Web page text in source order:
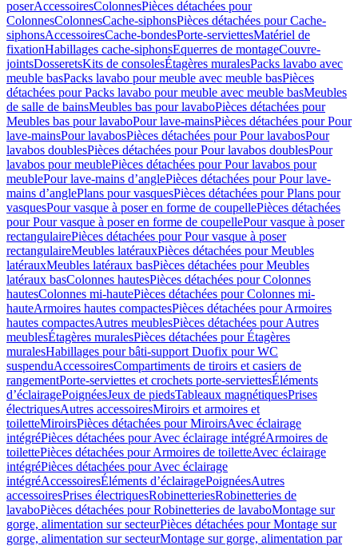
poserAccessoiresColonnesPièces détachées pour
ColonnesColonnesCache-siphonsPièces détachées pour Cache-
siphonsAccessoiresCache-bondesPorte-serviettesMatériel de
fixationHabillages cache-siphonsEquerres de montageCouvre-
jointsDosseretsKits de consolesÉtagères muralesPacks lavabo avec
meuble basPacks lavabo pour meuble avec meuble basPièces
détachées pour Packs lavabo pour meuble avec meuble basMeubles
de salle de bainsMeubles bas pour lavaboPièces détachées pour
Meubles bas pour lavaboPour lave-mainsPièces détachées pour Pour
lave-mainsPour lavabosPièces détachées pour Pour lavabosPour
lavabos doublesPièces détachées pour Pour lavabos doublesPour
lavabos pour meublePièces détachées pour Pour lavabos pour
meublePour lave-mains d’anglePièces détachées pour Pour lave-
mains d’anglePlans pour vasquesPièces détachées pour Plans pour
vasquesPour vasque à poser en forme de coupellePièces détachées
pour Pour vasque à poser en forme de coupellePour vasque à poser
rectangulairePièces détachées pour Pour vasque à poser
rectangulaireMeubles latérauxPièces détachées pour Meubles
latérauxMeubles latéraux basPièces détachées pour Meubles
latéraux basColonnes hautesPièces détachées pour Colonnes
hautesColonnes mi-hautePièces détachées pour Colonnes mi-
hauteArmoires hautes compactesPièces détachées pour Armoires
hautes compactesAutres meublesPièces détachées pour Autres
meublesÉtagères muralesPièces détachées pour Étagères
muralesHabillages pour bâti-support Duofix pour WC
suspenduAccessoiresCompartiments de tiroirs et casiers de
rangementPorte-serviettes et crochets porte-serviettesÉléments
d’éclairagePoignéesJeux de piedsTableaux magnétiquesPrises
électriquesAutres accessoiresMiroirs et armoires et
toiletteMiroirsPièces détachées pour MiroirsAvec éclairage
intégréPièces détachées pour Avec éclairage intégréArmoires de
toilettePièces détachées pour Armoires de toiletteAvec éclairage
intégréPièces détachées pour Avec éclairage
intégréAccessoiresÉléments d’éclairagePoignéesAutres
accessoiresPrises électriquesRobinetteriesRobinetteries de
lavaboPièces détachées pour Robinetteries de lavaboMontage sur
gorge, alimentation sur secteurPièces détachées pour Montage sur
gorge, alimentation sur secteurMontage sur gorge, alimentation par